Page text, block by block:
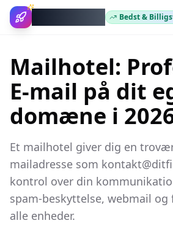
Bedst &
Mailhotel:
E-mail på dit
domæne i
Et mailhotel giver dig en
mailadresse som
kontrol over din
spam-beskyttelse, webmail
alle enheder.